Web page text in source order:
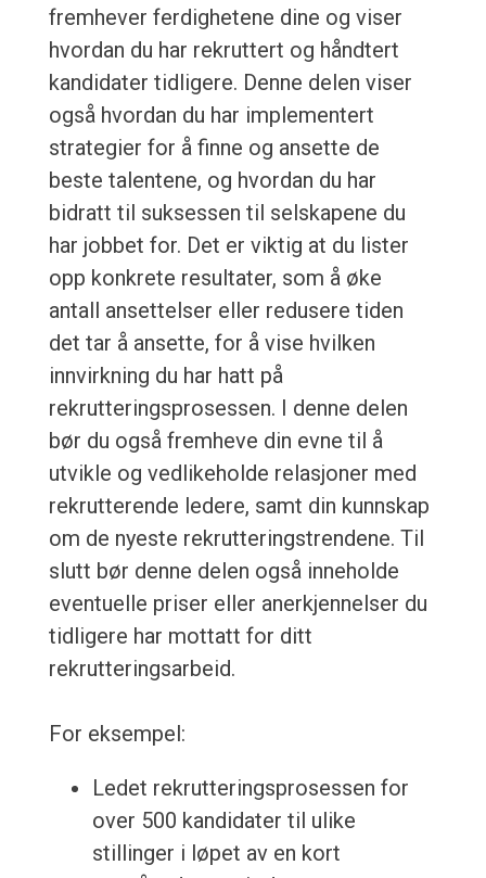
fremhever ferdighetene dine og viser
hvordan du har rekruttert og håndtert
kandidater tidligere. Denne delen viser
også hvordan du har implementert
strategier for å finne og ansette de
beste talentene, og hvordan du har
bidratt til suksessen til selskapene du
har jobbet for. Det er viktig at du lister
opp konkrete resultater, som å øke
antall ansettelser eller redusere tiden
det tar å ansette, for å vise hvilken
innvirkning du har hatt på
rekrutteringsprosessen. I denne delen
bør du også fremheve din evne til å
utvikle og vedlikeholde relasjoner med
rekrutterende ledere, samt din kunnskap
om de nyeste rekrutteringstrendene. Til
slutt bør denne delen også inneholde
eventuelle priser eller anerkjennelser du
tidligere har mottatt for ditt
rekrutteringsarbeid.
For eksempel:
Ledet rekrutteringsprosessen for
over 500 kandidater til ulike
stillinger i løpet av en kort